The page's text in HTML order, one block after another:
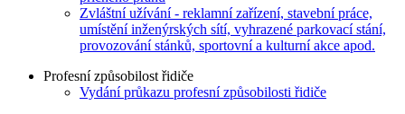
Zvláštní užívání - reklamní zařízení, stavební práce,
umístění inženýrských sítí, vyhrazené parkovací stání,
provozování stánků, sportovní a kulturní akce apod.
Profesní způsobilost řidiče
Vydání průkazu profesní způsobilosti řidiče